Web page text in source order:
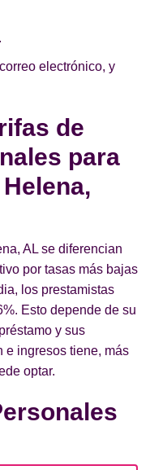
electrónico, y
de
para
AL se diferencian
por tasas más bajas
los prestamistas
Esto depende de su
y sus
e ingresos tiene, más
optar.